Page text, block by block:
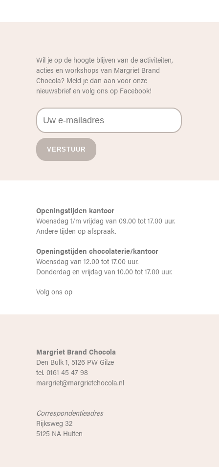
Wil je op de hoogte blijven van de activiteiten,
acties en workshops van Margriet Brand
Chocola? Meld je dan aan voor onze
nieuwsbrief en volg ons op Facebook!
Openingstijden kantoor
Woensdag t/m vrijdag van 09.00 tot 17.00 uur.
Andere tijden op afspraak.
Openingstijden chocolaterie/kantoor
Woensdag van 12.00 tot 17.00 uur.
Donderdag en vrijdag van 10.00 tot 17.00 uur.
Volg ons op
Margriet Brand Chocola
Den Bulk 1, 5126 PW Gilze
tel. 0161 45 47 98
margriet@margrietchocola.nl
Correspondentieadres
Rijksweg 32
5125 NA Hulten